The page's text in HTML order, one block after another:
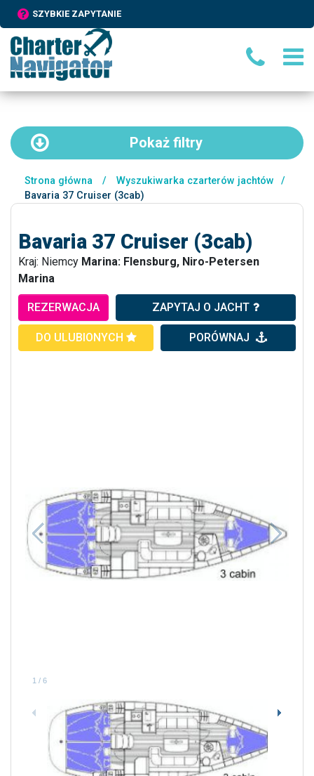
SZYBKIE ZAPYTANIE
Pokaż filtry
Strona główna / Wyszukiwarka czarterów jachtów
/
Bavaria 37 Cruiser (3cab)
Bavaria 37 Cruiser (3cab)
Kraj: Niemcy Marina: Flensburg, Niro-Petersen
Marina
REZERWACJA ZAPYTAJ O JACHT
DO ULUBIONYCH PORÓWNAJ
1 / 6